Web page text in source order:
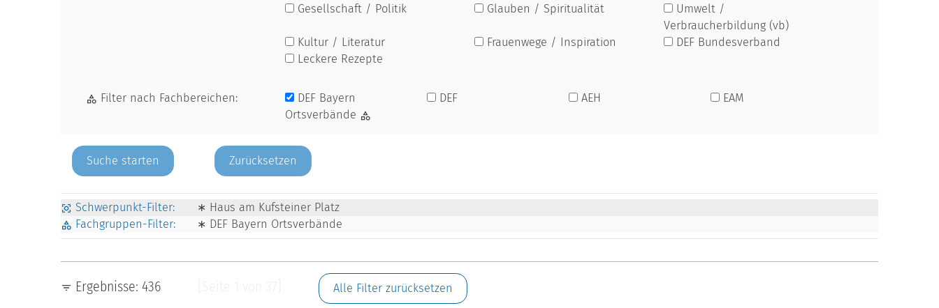
Gesellschaft / Politik Glauben / Spiritualität
Umwelt /
Verbraucherbildung (vb)
Kultur / Literatur
Frauenwege / Inspiration
DEF Bundesverband
Leckere Rezepte
Filter nach Fachbereichen:
DEF Bayern
Ortsverbände
DEF AEH EAM
Zurücksetzen
Schwerpunkt-Filter:
∗ Haus am Kufsteiner Platz
Fachgruppen-Filter:
∗ DEF Bayern Ortsverbände
Ergebnisse: 436 Alle Filter zurücksetzen